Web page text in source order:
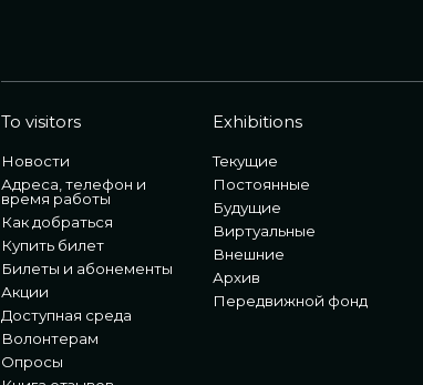
To visitors
Новости
Адреса, телефон и
время работы
Как добраться
Купить билет
Билеты и абонементы
Акции
Доступная среда
Волонтерам
Опросы
Exhibitions
Текущие
Постоянные
Будущие
Виртуальные
Внешние
Архив
Передвижной фонд